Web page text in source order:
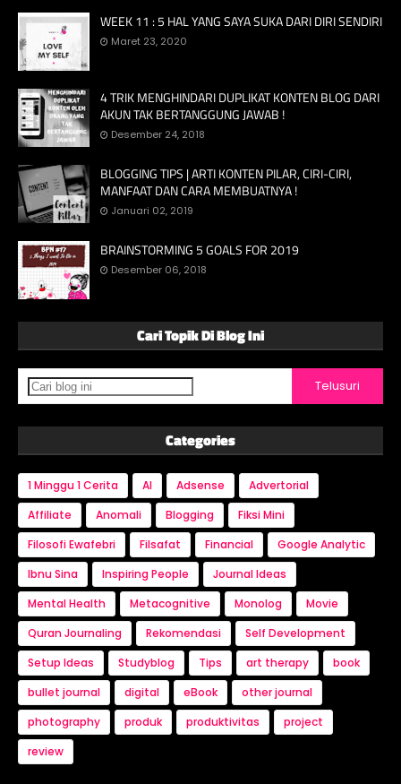
WEEK 11 : 5 HAL YANG SAYA SUKA DARI DIRI SENDIRI
Maret 23, 2020
4 TRIK MENGHINDARI DUPLIKAT KONTEN BLOG DARI
AKUN TAK BERTANGGUNG JAWAB !
Desember 24, 2018
BLOGGING TIPS | ARTI KONTEN PILAR, CIRI-CIRI,
MANFAAT DAN CARA MEMBUATNYA !
Januari 02, 2019
BRAINSTORMING 5 GOALS FOR 2019
Desember 06, 2018
Cari Topik Di Blog Ini
Categories
1 Minggu 1 Cerita AI Adsense
Advertorial
Affiliate
Anomali Blogging
Fiksi Mini
Filosofi Ewafebri
Filsafat Financial
Google Analytic
Ibnu Sina
Inspiring People
Journal Ideas
Mental Health
Metacognitive Monolog
Movie
Quran Journaling
Rekomendasi
Self Development
Setup Ideas
Studyblog Tips art therapy
book
bullet journal
digital eBook
other journal
photography
produk produktivitas
project
review